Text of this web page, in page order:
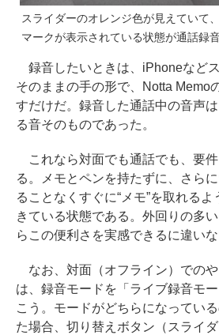
スライダーのオレンジ色が見えていて
マークが表示されている状態が通話録
録音したいときは、iPhoneなど
そのままの手の形で、Notta Memo
すだけだ。録音した通話中の音声
る音そのものであった。
これなら対面でも通話でも、要
る。メモとペンを持たずに、さら
ることなくすぐに“メモ”を取れる
きている状態である。外回りの多
らこの便利さを実感できるに違いな
なお、対面（オフライン）での
は、録音モードを「ライブ録音モ
こう。モードがどちらになってい
た場合、切り替えボタン（スライ